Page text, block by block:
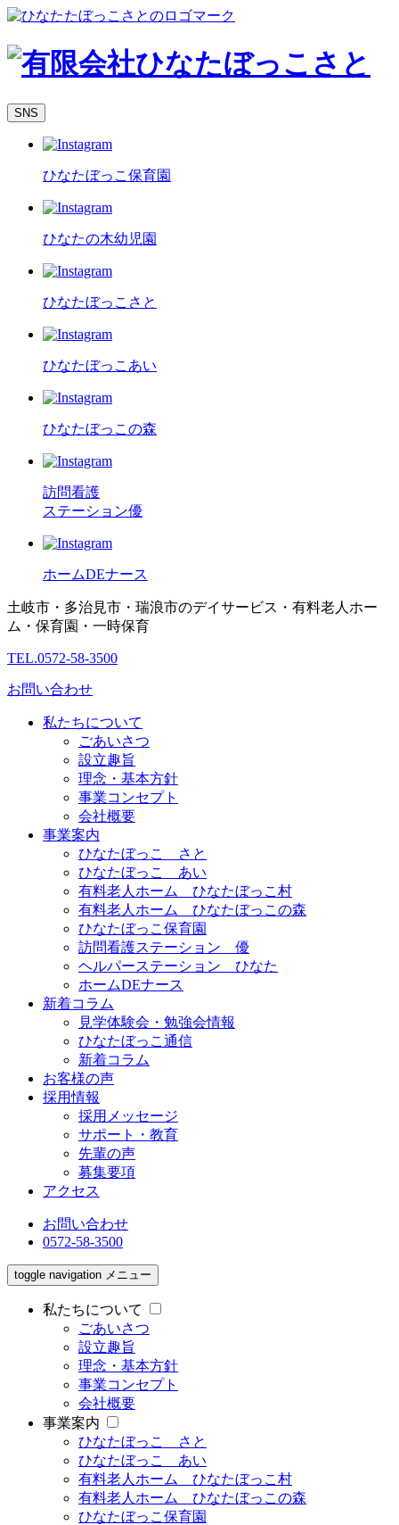
SNS
ひなたぼっこ保育園
ひなたの木幼児園
ひなたぼっこさと
ひなたぼっこあい
ひなたぼっこの森
訪問看護
ステーション優
ホームDEナース
土岐市・多治見市・瑞浪市のデイサービス・有料老人ホー
ム・保育園・一時保育
TEL.0572-58-3500
お問い合わせ
私たちについて
ごあいさつ
設立趣旨
理念・基本方針
事業コンセプト
会社概要
事業案内
ひなたぼっこ さと
ひなたぼっこ あい
有料老人ホーム ひなたぼっこ村
有料老人ホーム ひなたぼっこの森
ひなたぼっこ保育園
訪問看護ステーション 優
ヘルパーステーション ひなた
ホームDEナース
新着コラム
見学体験会・勉強会情報
ひなたぼっこ通信
新着コラム
お客様の声
採用情報
採用メッセージ
サポート・教育
先輩の声
募集要項
アクセス
お問い合わせ
0572-58-3500
toggle navigation メニュー
私たちについて
ごあいさつ
設立趣旨
理念・基本方針
事業コンセプト
会社概要
事業案内
ひなたぼっこ さと
ひなたぼっこ あい
有料老人ホーム ひなたぼっこ村
有料老人ホーム ひなたぼっこの森
ひなたぼっこ保育園